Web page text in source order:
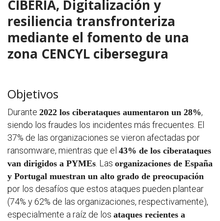
&
CIBERIA, Digitalización y
resiliencia transfronteriza
mediante el fomento de una
zona CENCYL cibersegura
Objetivos
Durante 2022 los ciberataques aumentaron un 28%,
siendo los fraudes los incidentes más frecuentes. El
37% de las organizaciones se vieron afectadas por
ransomware, mientras que el 43% de los ciberataques
van dirigidos a PYMEs . Las organizaciones de España
y Portugal muestran un alto grado de preocupación
por los desafíos que estos ataques pueden plantear
(74% y 62% de las organizaciones, respectivamente),
especialmente a raíz de los ataques recientes a